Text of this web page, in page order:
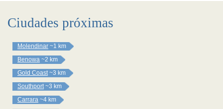
Ciudades próximas
Molendinar ~1 km
Benowa ~2 km
Gold Coast ~3 km
Southport ~3 km
Carrara ~4 km